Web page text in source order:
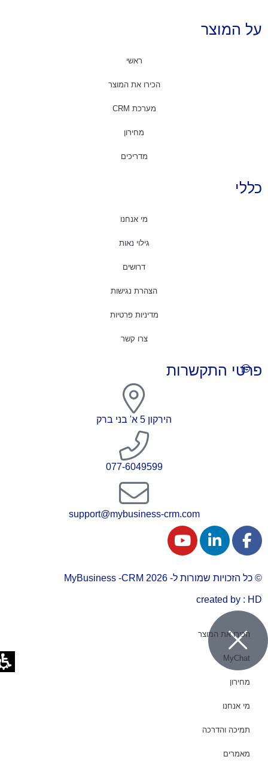
על המוצר
ראשי
הכירו את המוצר
מערכת CRM
מחירון
מדריכים
כללי
מי אנחנו
גילוי נאות
דרושים
הצהרת נגישות
מדיניות פרטיות
צרו קשר
פרטי התקשרות
הירקון 5 א' בני ברק
077-6049599
support@mybusiness-crm.com
© כל הזכויות שמורות ל- 2026 MyBusiness -CRM
created by : HD
הכירו את המוצר
MyChat
מחירון
מי אנחנו
תמיכה והדרכה
מאמרים